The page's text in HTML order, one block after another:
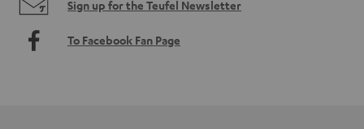
Sign up for the Teufel Newsletter
To Facebook Fan Page